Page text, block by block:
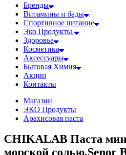
Бренды
Витамины и бады
Спортивное питание
Эко Продукты
Здоровье
Косметика
Аксессуары
Бытовая Химия
Акции
Контакты
Магазин
ЭКО Продукты
Арахисовая паста
CHIKALAB Паста
морской солью,Senor